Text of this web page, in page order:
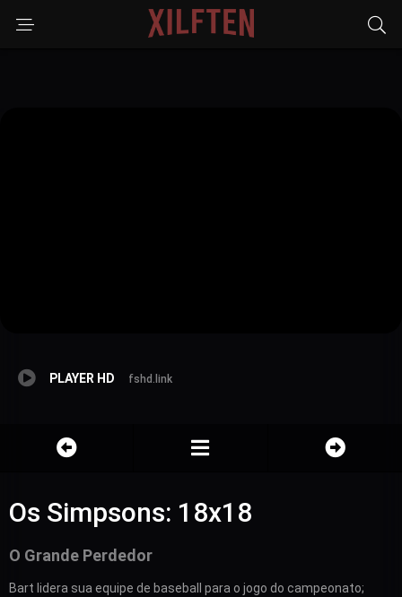
PLAYER HD fshd.link
Os Simpsons: 18x18
O Grande Perdedor
Bart lidera sua equipe de baseball para o jogo do campeonato;